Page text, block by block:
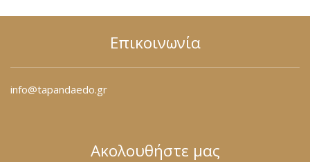
Επικοινωνία
info@tapandaedo.gr
Ακολουθήστε μας